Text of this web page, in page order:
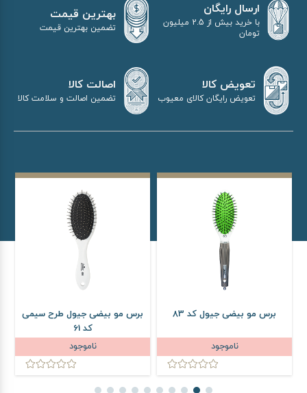
ارسال رایگان
با خرید بیش از 2.5 میلیون
تومان
بهترین قیمت
تضمین بهترین قیمت
تعویض کالا
تعویض رایگان کالای معیوب
اصالت کالا
تضمین اصالت و سلامت کالا
برس مو بیضی جیول کد 83
ناموجود
برس مو بیضی جیول طرح سیمی
کد 61
ناموجود